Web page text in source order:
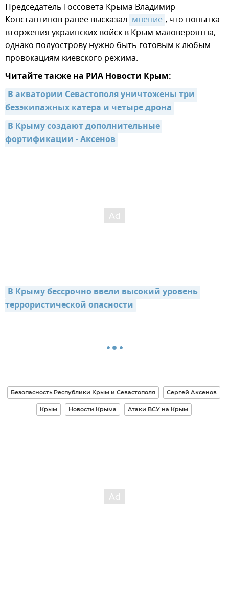
Председатель Госсовета Крыма Владимир
Константинов ранее высказал мнение , что попытка
вторжения украинских войск в Крым маловероятна,
однако полуострову нужно быть готовым к любым
провокациям киевского режима.
Читайте также на РИА Новости Крым:
В акватории Севастополя уничтожены три
безэкипажных катера и четыре дрона
В Крыму создают дополнительные
фортификации - Аксенов
В Крыму бессрочно ввели высокий уровень
террористической опасности
Безопасность Республики Крым и Севастополя Сергей Аксенов
Крым Новости Крыма Атаки ВСУ на Крым